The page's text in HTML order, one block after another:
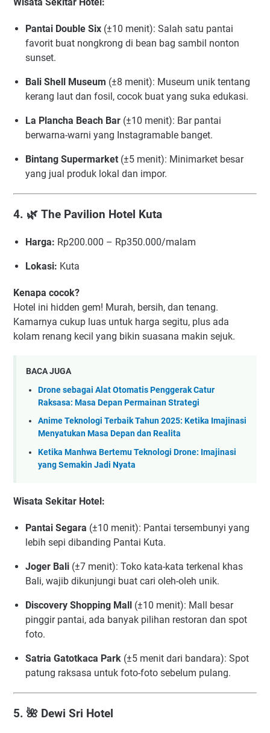
Pantai Double Six (±10 menit): Salah satu pantai
favorit buat nongkrong di bean bag sambil nonton
sunset.
Bali Shell Museum (±8 menit): Museum unik tentang
kerang laut dan fosil, cocok buat yang suka edukasi.
La Plancha Beach Bar (±10 menit): Bar pantai
berwarna-warni yang Instagramable banget.
Bintang Supermarket (±5 menit): Minimarket besar
yang jual produk lokal dan impor.
4. 🌿 The Pavilion Hotel Kuta
Harga: Rp200.000 – Rp350.000/malam
Lokasi: Kuta
Kenapa cocok?
Hotel ini hidden gem! Murah, bersih, dan tenang.
Kamarnya cukup luas untuk harga segitu, plus ada
kolam renang kecil yang bikin suasana makin sejuk.
BACA JUGA
Drone sebagai Alat Otomatis Penggerak Catur
Raksasa: Masa Depan Permainan Strategi
Anime Teknologi Terbaik Tahun 2025: Ketika Imajinasi
Menyatukan Masa Depan dan Realita
Ketika Manhwa Bertemu Teknologi Drone: Imajinasi
yang Semakin Jadi Nyata
Wisata Sekitar Hotel:
Pantai Segara (±10 menit): Pantai tersembunyi yang
lebih sepi dibanding Pantai Kuta.
Joger Bali (±7 menit): Toko kata-kata terkenal khas
Bali, wajib dikunjungi buat cari oleh-oleh unik.
Discovery Shopping Mall
(±10 menit): Mall besar
pinggir pantai, ada banyak pilihan restoran dan spot
foto.
Satria Gatotkaca Park (±5 menit dari bandara): Spot
patung raksasa untuk foto-foto sebelum pulang.
5. 🌺 Dewi Sri Hotel